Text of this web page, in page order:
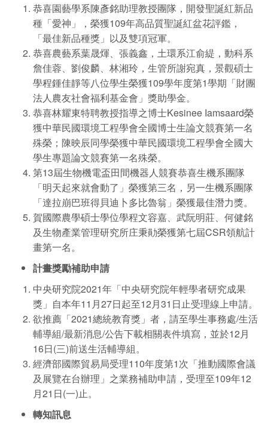
恭喜園藝學系陳彥銘助理教授團隊，開發聖誕紅新品
種「愛神」，榮獲109年高品質聖誕紅盆花評鑑，
「最佳新品種獎」以及雙項冠軍。
恭喜農藝系葉晟煇、張義鑫，土環系江俞緹，動科系
詹佳蓉、劉俊麟、林湘玲，生管所謝宛真，景觀碩士
學程鍾佳靜等八位學生榮獲109學年度第1學期「財團
法人農友社會福利基金會」獎助學金。
恭喜林耀東特聘教授指導之博士Kesinee Iamsaard榮
獲中華民國環境工程學會全國博士生論文競賽第一名
殊榮；陳映辰同學榮獲中華民國環境工程學會全國大
學生專題論文競賽第一名殊榮。
第13屆生物機電盃田間機器人競賽恭喜生機系團隊
「明天起來就會動了」榮獲第三名，另一生機系團隊
「達拉崩巴班得貝迪卜多比魯翁」榮獲最佳潛力獎。
賀國際農學碩士學位學程文容嘉、武阮明莊、何健銘
及生物產業管理研究所庄秉勛榮獲第七屆CSR領航計
畫第一名。
計畫獎勵補助申請
中央研究院2021年「中央研究院年輕學者研究成果
獎」自本年11月27日起至12月31日止受理線上申請。
欲推薦「2021總統教育獎」者，請至學生事務處/生活
輔導組/最新消息/公告下載相關表件填寫，並於12月
16日(三)前送生活輔導組。
經濟部國際貿易局受理110年度第1次「推動國際會議
及展覽在台辦理」之業務補助申請，受理至109年12
月21日(一)止。
轉知訊息